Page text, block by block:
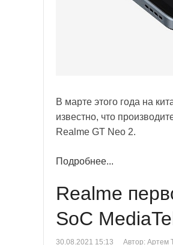
В марте этого года на
известно, что
Realme GT Neo 2.
Подробнее...
Realme
SoC
30.08.2021 15:13 Автор: Артем